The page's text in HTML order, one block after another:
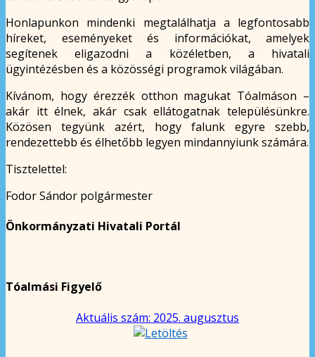
Honlapunkon mindenki megtalálhatja a legfontosabb
híreket, eseményeket és információkat, amelyek
segítenek eligazodni a közéletben, a hivatali
ügyintézésben és a közösségi programok világában.
Kívánom, hogy érezzék otthon magukat Tóalmáson –
akár itt élnek, akár csak ellátogatnak településünkre.
Közösen tegyünk azért, hogy falunk egyre szebb,
rendezettebb és élhetőbb legyen mindannyiunk számára.
Tisztelettel:
Fodor Sándor polgármester
Önkormányzati Hivatali Portál
Tóalmási Figyelő
Aktuális szám: 2025. augusztus